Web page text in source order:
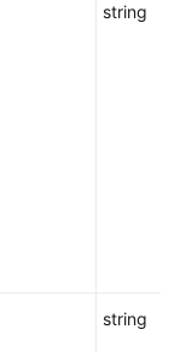
string
string